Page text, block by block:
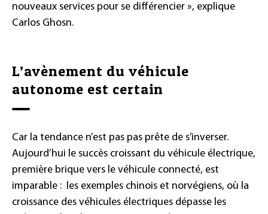
nouveaux services pour se différencier », explique
Carlos Ghosn.
L’avènement du véhicule
autonome est certain
Car la tendance n’est pas pas prête de s’inverser.
Aujourd’hui le succès croissant du véhicule électrique,
première brique vers le véhicule connecté, est
imparable :
les exemples chinois et norvégiens, où la
croissance des véhicules électriques dépasse les